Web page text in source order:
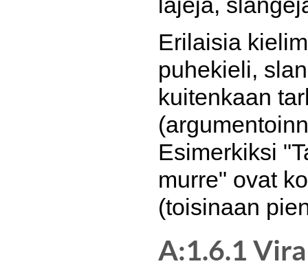
Erilaisia
puhekieli,
kuitenkaan
Esimerkiksi
murre" ovat
(toisinaan
A:1.6.1